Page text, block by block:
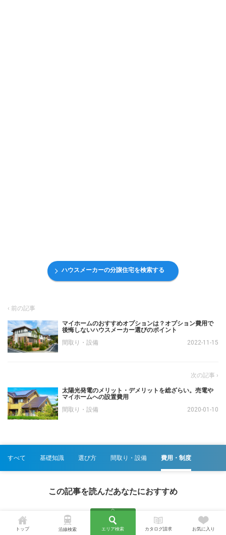
トップ 沿線検索 エリア検索 カタログ請求 お気に入り
ハウスメーカーの分譲住宅を検索する
マイホームのおすすめオプションは？オプション費用で
後悔しないハウスメーカー選びのポイント
間取り・設備
2022-11-15
太陽光発電のメリット・デメリットを総ざらい。売電や
マイホームへの設置費用
間取り・設備
2020-01-10
すべて 基礎知識 選び方 間取り・設備 費用・制度
この記事を読んだあなたにおすすめ